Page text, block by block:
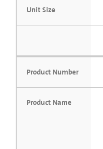
Unit Size
Product Number
Product Name